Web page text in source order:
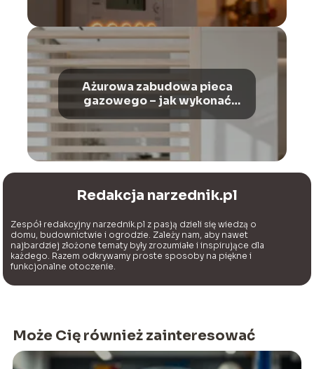
Ażurowa zabudowa pieca
gazowego – jak wykonać
Redakcja narzednik.pl
Zespół redakcyjny narzednik.pl z pasją dzieli się wiedzą o
domu, budownictwie i ogrodzie. Zależy nam, aby nawet
najbardziej złożone tematy były zrozumiałe i inspirujące dla
każdego. Razem odkrywamy proste sposoby na piękne i
funkcjonalne otoczenie.
Może Cię również zainteresować